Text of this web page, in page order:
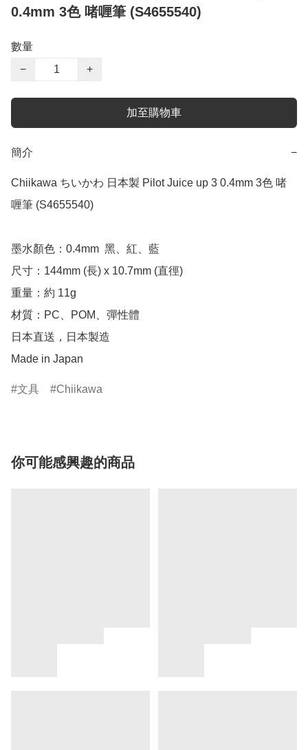
0.4mm 3色 啫喱筆 (S4655540)
數量
−
+
加至購物車
簡介 −
Chiikawa ちいかわ 日本製 Pilot Juice up 3 0.4mm 3色 啫
喱筆 (S4655540)
墨水顏色：0.4mm  黑、紅、藍
尺寸：144mm (長) x 10.7mm (直徑)
重量：約 11g
材質：PC、POM、彈性體
日本直送，日本製造
Made in Japan
文具 Chiikawa
你可能感興趣的商品